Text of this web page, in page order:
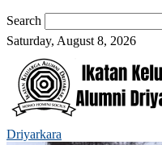
Search
Saturday, August 8, 2026
Driyarkara